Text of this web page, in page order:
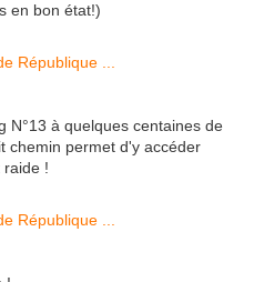
en bon état!)
N°13 à quelques centaines de
chemin permet d'y accéder
raide !